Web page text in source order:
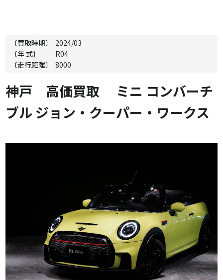
〔買取時期〕
2024/03
〔年 式〕
R04
〔走行距離〕
8000
神戸 高価買取 ミニ コンバーチ
ブル ジョン・クーパー・ワークス